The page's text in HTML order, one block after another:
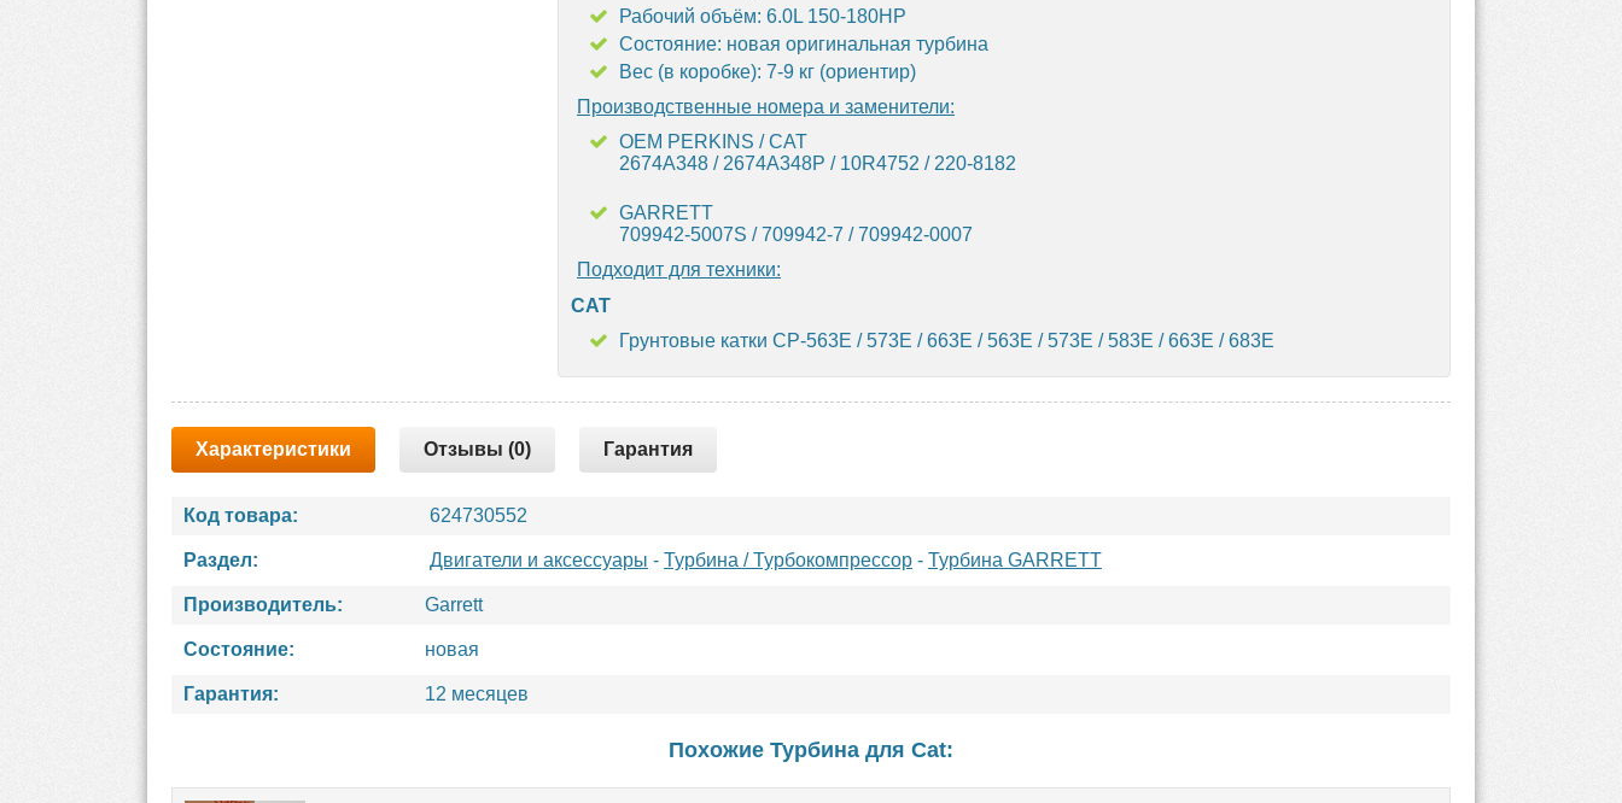
Рабочий объём: 6.0L 150-180HP
Состояние: новая оригинальная турбина
Вес (в коробке): 7-9 кг (ориентир)
Производственные номера и заменители:
OEM PERKINS / CAT
2674A348 / 2674A348P / 10R4752 / 220-8182
GARRETT
709942-5007S / 709942-7 / 709942-0007
Подходит для техники:
CAT
Грунтовые катки CP-563E / 573E / 663E / 563E / 573E / 583E / 663E / 683E
Характеристики Отзывы (0) Гарантия
Код товара: 624730552
Раздел: Двигатели и аксессуары - Турбина / Турбокомпрессор - Турбина GARRETT
Производитель: Garrett
Состояние: новая
Гарантия: 12 месяцев
Похожие Турбина для Cat: